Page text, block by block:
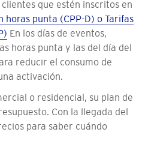
que estén inscritos en
horas punta (CPP-D) o Tarifas
En los días de eventos,
horas punta y las del día del
reducir el consumo de
activación.
o residencial, su plan de
Con la llegada del
para saber cuándo